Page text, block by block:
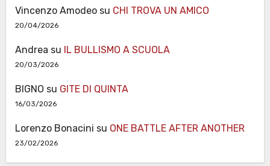
Vincenzo Amodeosu CHI TROVA UN AMICO
20/04/2026
Andrea su IL BULLISMO A SCUOLA
20/03/2026
BIGNO su GITE DI QUINTA
16/03/2026
Lorenzo Bonacini su ONE BATTLE AFTER ANOTHER
23/02/2026